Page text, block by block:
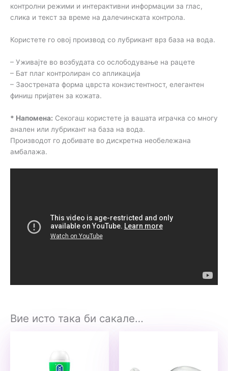
контролни режими и интерактивни информации за глас,
слика и текст за време на далечинската контрола.
Користете го овој производ со лубрикант врз база на вода.
– Уживајте во возбудата со ослободување на рацете
– Бат плаг контролиран со апликација
– Заострената форма цврста конзистентност, елегантен
финиш пријатен за кожата.
* Напомена: Секогаш користете ја вашата играчка со многу
анален или лубрикант на база на вода.
Производот го добивате во дискретна необележана
амбалажа.
Вие исто така би сакале…